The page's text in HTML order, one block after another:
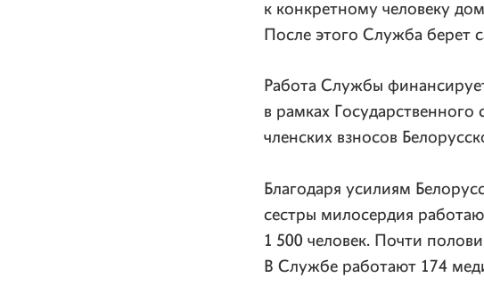
к конкретному человеку
После этого Служба берет
Работа Службы
в рамках
членских взносов
Благодаря усилиям
сестры милосердия
1 500 человек. Почти
В Службе работают 174